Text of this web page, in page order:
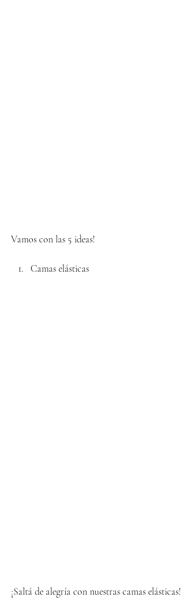
Vamos con las 5 ideas!
Camas elásticas
¡Saltá de alegría con nuestras camas elásticas!